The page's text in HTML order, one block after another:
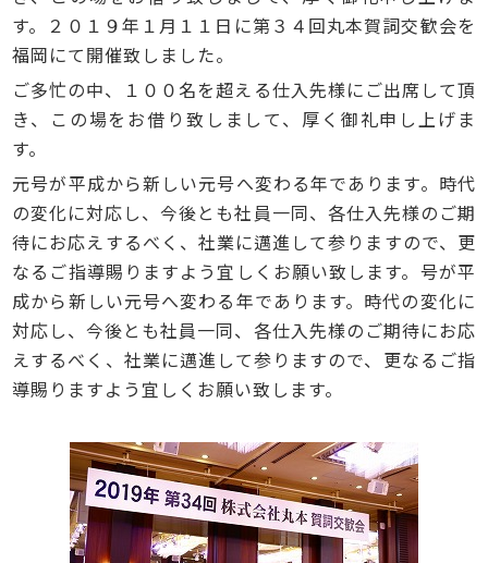
す。２０１９年１月１１日に第３４回丸本賀詞交歓会を
福岡にて開催致しました。
ご多忙の中、１００名を超える仕入先様にご出席して頂
き、この場をお借り致しまして、厚く御礼申し上げま
す。
元号が平成から新しい元号へ変わる年であります。時代
の変化に対応し、今後とも社員一同、各仕入先様のご期
待にお応えするべく、社業に邁進して参りますので、更
なるご指導賜りますよう宜しくお願い致します。号が平
成から新しい元号へ変わる年であります。時代の変化に
対応し、今後とも社員一同、各仕入先様のご期待にお応
えするべく、社業に邁進して参りますので、更なるご指
導賜りますよう宜しくお願い致します。